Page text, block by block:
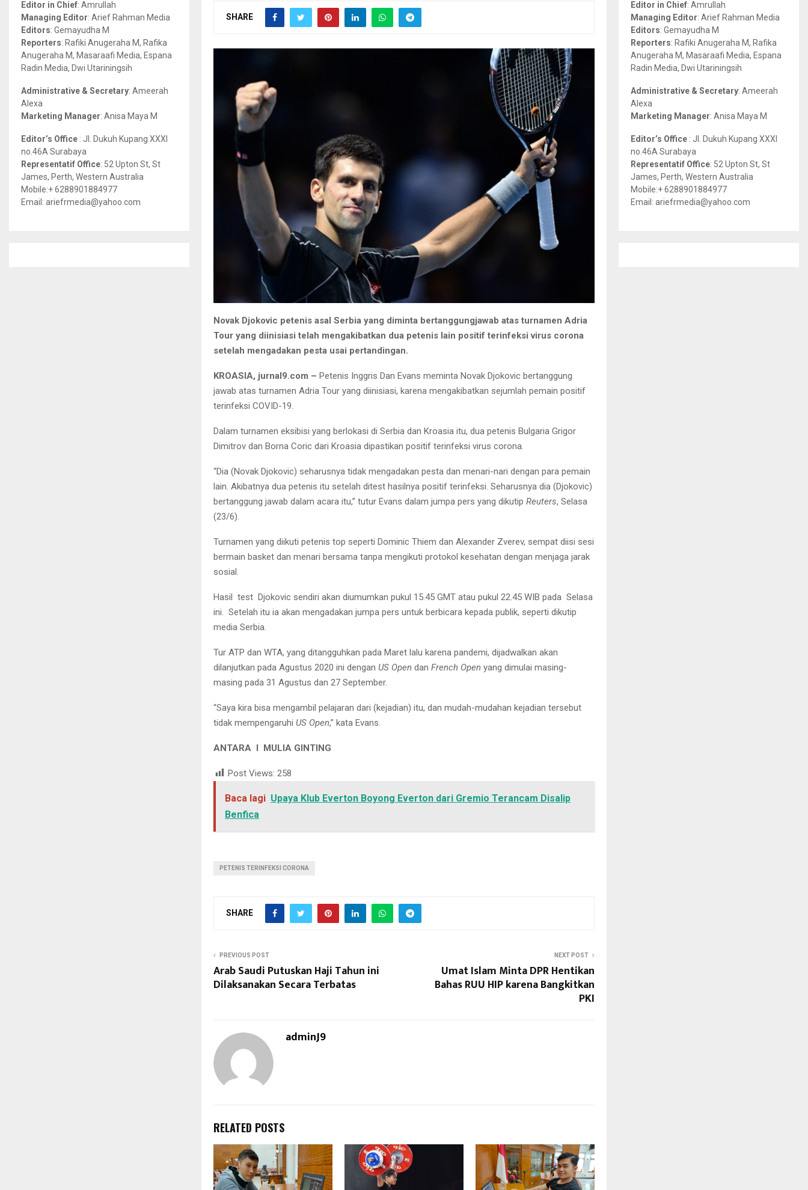
SHARE
Novak Djokovic petenis asal Serbia yang diminta bertanggungjawab atas turnamen Adria
Tour yang diinisiasi telah mengakibatkan dua petenis lain positif terinfeksi virus corona
setelah mengadakan pesta usai pertandingan.
KROASIA, jurnal9.com – Petenis Inggris Dan Evans meminta Novak Djokovic bertanggung
jawab atas turnamen Adria Tour yang diinisiasi, karena mengakibatkan sejumlah pemain positif
terinfeksi COVID-19.
Dalam turnamen eksibisi yang berlokasi di Serbia dan Kroasia itu, dua petenis Bulgaria Grigor
Dimitrov dan Borna Coric dari Kroasia dipastikan positif terinfeksi virus corona.
“Dia (Novak Djokovic) seharusnya tidak mengadakan pesta dan menari-nari dengan para pemain
lain. Akibatnya dua petenis itu setelah ditest hasilnya positif terinfeksi. Seharusnya dia (Djokovic)
bertanggung jawab dalam acara itu,” tutur Evans dalam jumpa pers yang dikutip Reuters, Selasa
(23/6).
Turnamen yang diikuti petenis top seperti Dominic Thiem dan Alexander Zverev, sempat diisi sesi
bermain basket dan menari bersama tanpa mengikuti protokol kesehatan dengan menjaga jarak
sosial.
Hasil test Djokovic sendiri akan diumumkan pukul 15.45 GMT atau pukul 22.45 WIB pada Selasa
ini. Setelah itu ia akan mengadakan jumpa pers untuk berbicara kepada publik, seperti dikutip
media Serbia.
Tur ATP dan WTA, yang ditangguhkan pada Maret lalu karena pandemi, dijadwalkan akan
dilanjutkan pada Agustus 2020 ini dengan US Open dan French Open yang dimulai masing-
masing pada 31 Agustus dan 27 September.
“Saya kira bisa mengambil pelajaran dari (kejadian) itu, dan mudah-mudahan kejadian tersebut
tidak mempengaruhi US Open,” kata Evans.
ANTARA I MULIA GINTING
Post Views: 258
Baca lagi Upaya Klub Everton Boyong Everton dari Gremio Terancam Disalip
Benfica
PETENIS TERINFEKSI CORONA
SHARE
PREVIOUS POST
Arab Saudi Putuskan Haji Tahun ini
Dilaksanakan Secara Terbatas
NEXT POST
Umat Islam Minta DPR Hentikan
Bahas RUU HIP karena Bangkitkan
PKI
adminJ9
RELATED POSTS
r
:
R
H
Editor in Chief: Amrullah
Managing Editor: Arief Rahman Media
Editors: Gemayudha M
Reporters: Rafiki Anugeraha M, Rafika
Anugeraha M, Masaraafi Media, Espana
Radin Media, Dwi Utariningsih
Administrative & Secretary: Ameerah
Alexa
Marketing Manager: Anisa Maya M
Editor’s Office : Jl. Dukuh Kupang XXXI
no.46A Surabaya
Representatif Office: 52 Upton St, St
James, Perth, Western Australia
Mobile:+ 6288901884977
Email: ariefrmedia@yahoo.com
r
:
R
H
Editor in Chief: Amrullah
Managing Editor: Arief Rahman Media
Editors: Gemayudha M
Reporters: Rafiki Anugeraha M, Rafika
Anugeraha M, Masaraafi Media, Espana
Radin Media, Dwi Utariningsih
Administrative & Secretary: Ameerah
Alexa
Marketing Manager: Anisa Maya M
Editor’s Office : Jl. Dukuh Kupang XXXI
no.46A Surabaya
Representatif Office: 52 Upton St, St
James, Perth, Western Australia
Mobile:+ 6288901884977
Email: ariefrmedia@yahoo.com